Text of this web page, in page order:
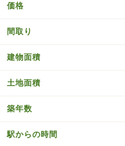
価格
間取り
建物面積
土地面積
築年数
駅からの時間